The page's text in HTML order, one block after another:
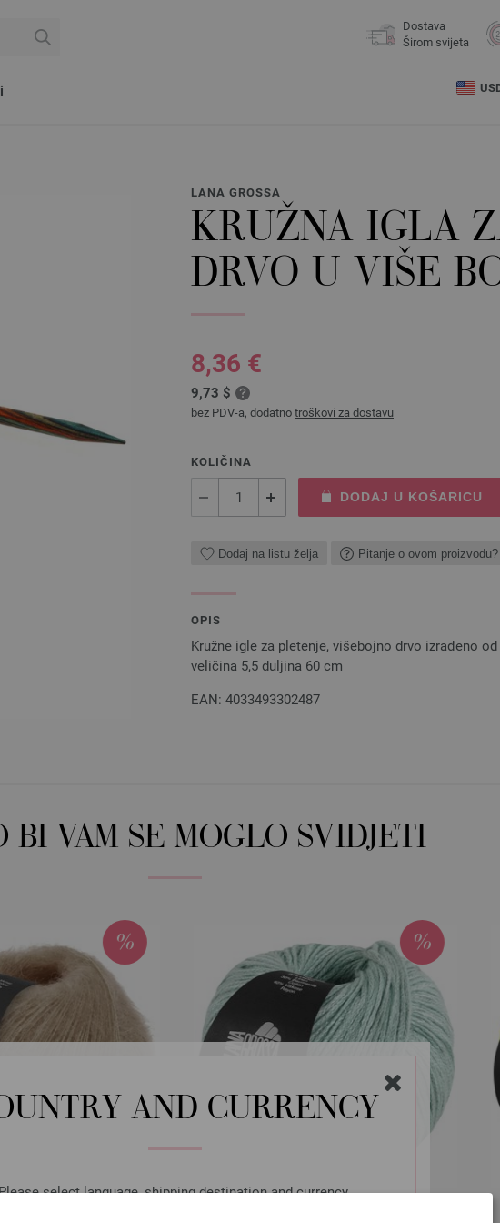
AND CURRENCY
select language, shipping destination and currency.
Dostava
Širom svijeta
LANA GROSSA
KRUŽNA IGLA
DRVO U VIŠE
8,36 €
9,73 $
bez PDV-a, dodatno troškovi za dostavu
KOLIČINA
DODAJ U KOŠARICU
Dodaj na listu želja Pitanje o ovom proizvodu?
OPIS
Kružne igle za pletenje, višebojno drvo izrađeno
veličina 5,5 duljina 60 cm
EAN: 4033493302487
BI VAM SE MOGLO SVIDJETI